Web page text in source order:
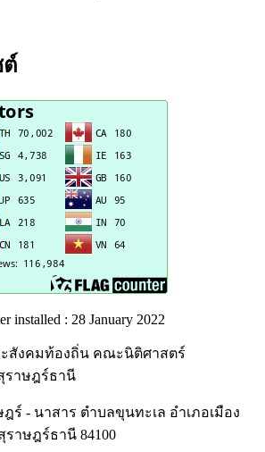
ต์
installed : 28 January 2022
สังคมท้องถิ่น คณะนิติศาสตร์
ราษฎร์ธานี
ร์ - นาสาร ตำบลขุนทะเล อำเภอเมือง
าษฎร์ธานี 84100